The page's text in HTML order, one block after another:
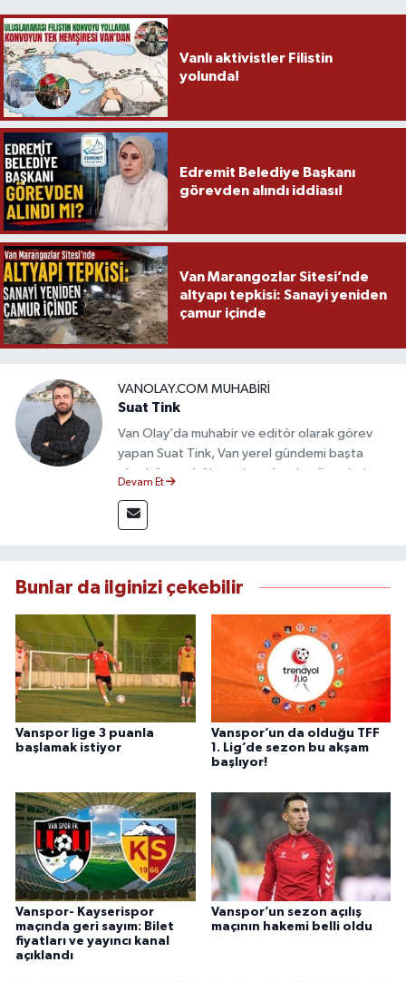
Vanlı aktivistler Filistin
yolunda!
Edremit Belediye Başkanı
görevden alındı iddiası!
Van Marangozlar Sitesi’nde
altyapı tepkisi: Sanayi yeniden
çamur içinde
VANOLAY.COM MUHABIRI
Suat Tink
Van Olay’da muhabir ve editör olarak görev
yapan Suat Tink, Van yerel gündemi başta
olmak üzere bölgesel ve ulusal gelişmeleri
mezunu olan Tink, sahadan edindiği bilgilerle
doğruluk, tarafsızlık ve etik ilkeler
Devam Et
Bunlar da ilginizi çekebilir
Vanspor lige 3 puanla
başlamak istiyor
Vanspor’un da olduğu TFF
1. Lig’de sezon bu akşam
başlıyor!
Vanspor- Kayserispor
maçında geri sayım: Bilet
fiyatları ve yayıncı kanal
açıklandı
Vanspor’un sezon açılış
maçının hakemi belli oldu